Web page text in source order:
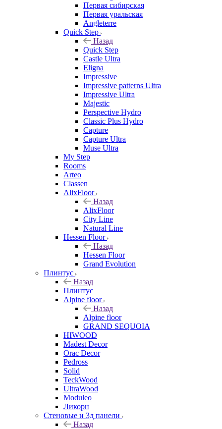
Первая сибирская
Первая уральская
Angleterre
Quick Step
Назад
Quick Step
Castle Ultra
Eligna
Impressive
Impressive patterns Ultra
Impressive Ultra
Majestic
Perspective Hydro
Classic Plus Hydro
Capture
Capture Ultra
Muse Ultra
My Step
Rooms
Arteo
Classen
AlixFloor
Назад
AlixFloor
City Line
Natural Line
Hessen Floor
Назад
Hessen Floor
Grand Evolution
Плинтус
Назад
Плинтус
Alpine floor
Назад
Alpine floor
GRAND SEQUOIA
HIWOOD
Madest Decor
Orac Decor
Pedross
Solid
TeckWood
UltraWood
Moduleo
Ликорн
Стеновые и 3д панели
Назад